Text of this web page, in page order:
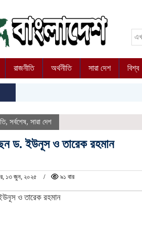
রাজনীতি অর্থনীতি সারা দেশ বিশ্ব
, সর্বশেষ, সারা দেশ
ড. ইউনূস ও তারেক রহমান
১৩ জুন, ২০২৫
৯১ বার